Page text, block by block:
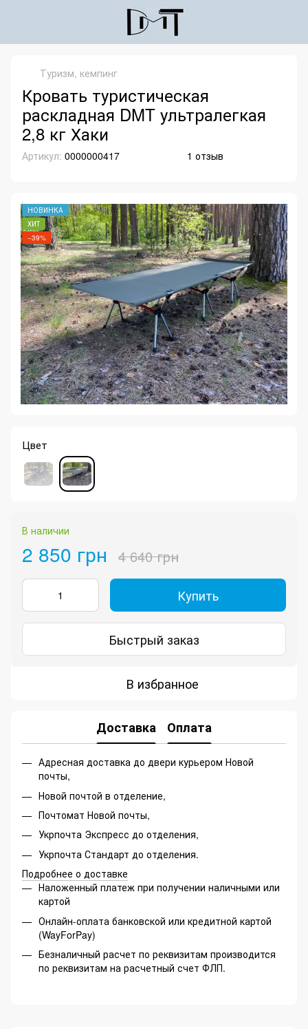
Туризм, кемпинг
Кровать туристическая
раскладная DMT ультралегкая
2,8 кг Хаки
Артикул: 0000000417 1 отзыв
НОВИНКА
ХИТ
−39%
Цвет
В наличии
2 850 грн 4 640 грн
Купить
Быстрый заказ
В избранное
Доставка Оплата
Адресная доставка до двери курьером Новой
почты,
Новой почтой в отделение,
Почтомат Новой почты,
Укрпочта Экспресс до отделения,
Укрпочта Стандарт до отделения.
Подробнее о доставке
Наложенный платеж при получении наличными или
картой
Онлайн-оплата банковской или кредитной картой
(WayForPay)
Безналичный расчет по реквизитам производится
по реквизитам на расчетный счет ФЛП.